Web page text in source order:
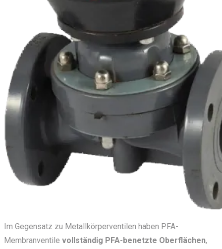
Im Gegensatz zu Metallkörperventilen haben PFA-
Membranventile vollständig PFA-benetzte Oberflächen,